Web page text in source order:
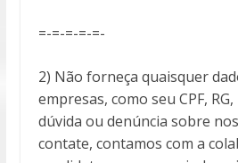
=-=-=-=-=-
2) Não forneça quaisquer
empresas, como seu CPF,
dúvida ou denúncia sobre
contate, contamos com a